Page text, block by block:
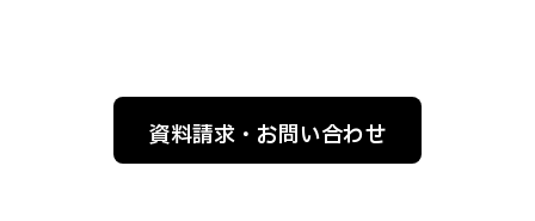
資料請求・お問い合わせ